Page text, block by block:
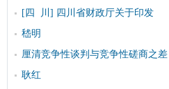
[四 川] 四川省财政厅关于印发
嵇明
厘清竞争性谈判与竞争性磋商之差
耿红